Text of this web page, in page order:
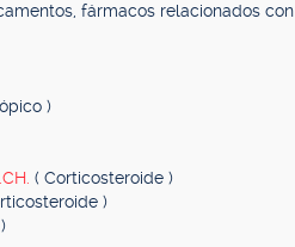
fármacos relacionados con
)
( Corticosteroide )
)